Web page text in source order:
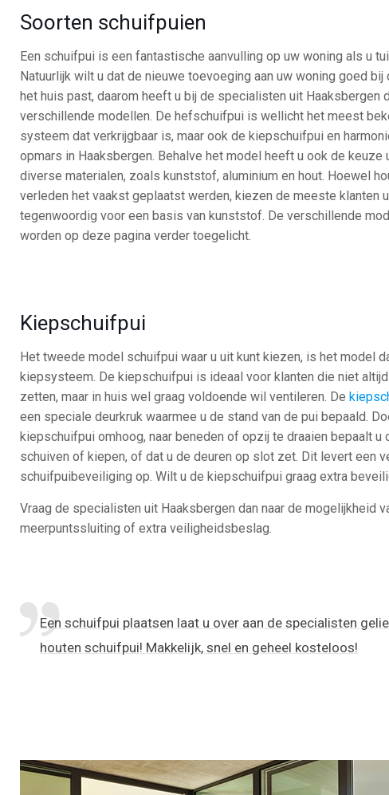
Soorten schuifpuien
Een schuifpui is een fantastische aanvulling op uw woning als u
Natuurlijk wilt u dat de nieuwe toevoeging aan uw woning goed bij
het huis past, daarom heeft u bij de specialisten uit Haaksbergen
verschillende modellen. De hefschuifpui is wellicht het meest
systeem dat verkrijgbaar is, maar ook de kiepschuifpui en
opmars in Haaksbergen. Behalve het model heeft u ook de keuze
diverse materialen, zoals kunststof, aluminium en hout. Hoewel
verleden het vaakst geplaatst werden, kiezen de meeste klanten
tegenwoordig voor een basis van kunststof. De verschillende
worden op deze pagina verder toegelicht.
Kiepschuifpui
Het tweede model schuifpui waar u uit kunt kiezen, is het model
kiepsysteem. De kiepschuifpui is ideaal voor klanten die niet
zetten, maar in huis wel graag voldoende wil ventileren. De
een speciale deurkruk waarmee u de stand van de pui bepaald.
kiepschuifpui omhoog, naar beneden of opzij te draaien bepaalt u
schuiven of kiepen, of dat u de deuren op slot zet. Dit levert een
schuifpuibeveiliging op. Wilt u de kiepschuifpui graag extra
Vraag de specialisten uit Haaksbergen dan naar de mogelijkheid
meerpuntssluiting of extra veiligheidsbeslag.
Een schuifpui plaatsen laat u over aan de specialisten
houten schuifpui! Makkelijk, snel en geheel kosteloos!